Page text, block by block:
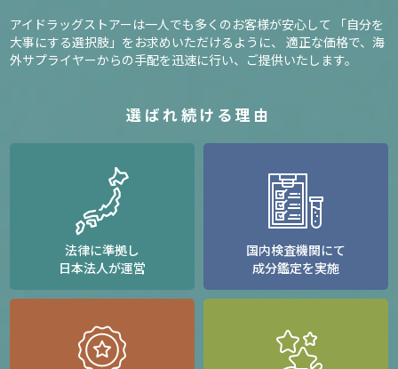
アイドラッグストアーは一人でも多くのお客様が安心して
「自分を
大事にする選択肢」をお求めいただけるように、
適正な価格で、海
外サプライヤーからの手配を迅速に行い、ご提供いたします。
選ばれ続ける理由
法律に準拠し
日本法人が運営
国内検査機関にて
成分鑑定を実施